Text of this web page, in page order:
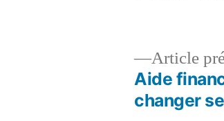
Navigation
Article
Aide
changer